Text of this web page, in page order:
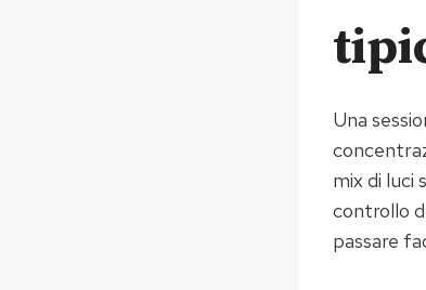
Una
mix di luci
controllo
passare